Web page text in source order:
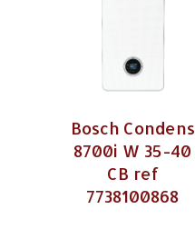
Bosch Condens
8700i W 35-40
CB ref
7738100868